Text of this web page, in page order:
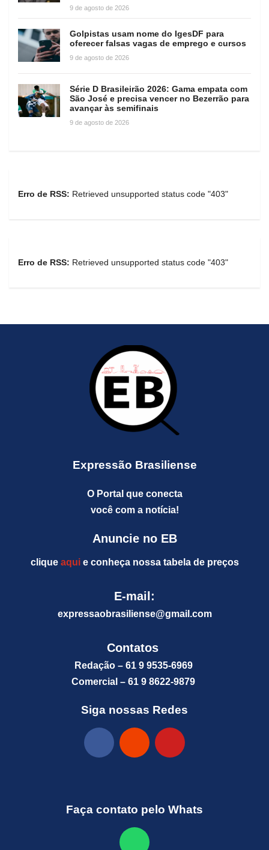
9 de agosto de 2026
Golpistas usam nome do IgesDF para
oferecer falsas vagas de emprego e cursos
9 de agosto de 2026
Série D Brasileirão 2026: Gama empata com
São José e precisa vencer no Bezerrão para
avançar às semifinais
9 de agosto de 2026
Erro de RSS: Retrieved unsupported status code "403"
Erro de RSS: Retrieved unsupported status code "403"
Expressão Brasiliense
O Portal que conecta
você com a notícia!
Anuncie no EB
clique aquie conheça nossa tabela de preços
E-mail:
expressaobrasiliense@gmail.com
Contatos
Redação – 61 9 9535-6969
Comercial – 61 9 8622-9879
Siga nossas Redes
Faça contato pelo Whats